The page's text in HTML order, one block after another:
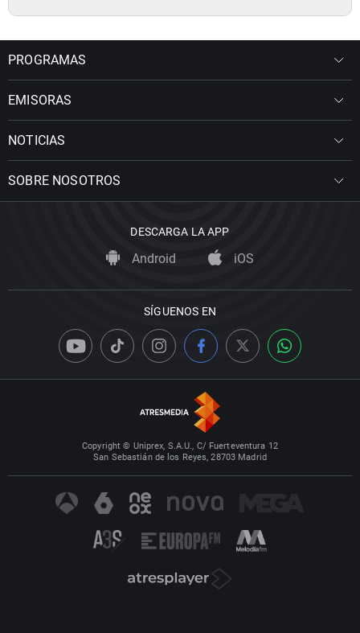
PROGRAMAS
EMISORAS
NOTICIAS
SOBRE NOSOTROS
DESCARGA LA APP
Android iOS
SÍGUENOS EN
Copyright © Uniprex, S.A.U., C/ Fuerteventura 12
San Sebastián de los Reyes, 28703 Madrid